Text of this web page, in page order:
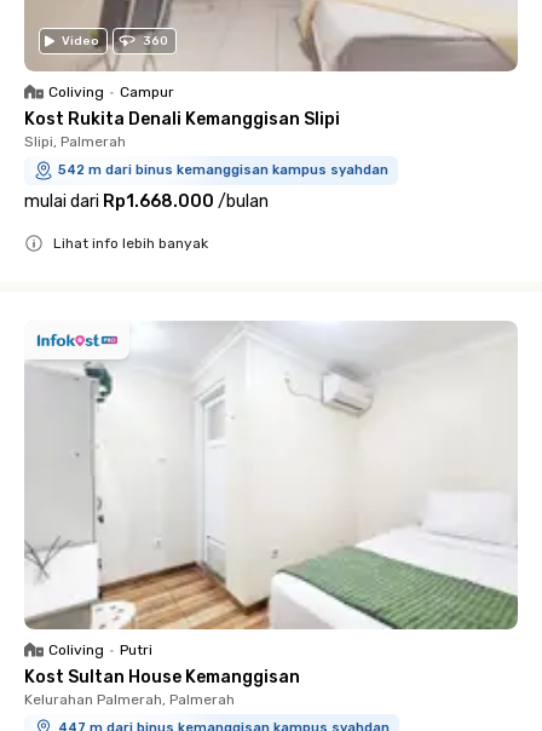
Video 360
Coliving • Campur
Kost Rukita Denali Kemanggisan Slipi
Slipi, Palmerah
542 m dari binus kemanggisan kampus syahdan
mulai dari Rp1.668.000 /bulan
Lihat info lebih banyak
Coliving • Putri
Kost Sultan House Kemanggisan
Kelurahan Palmerah, Palmerah